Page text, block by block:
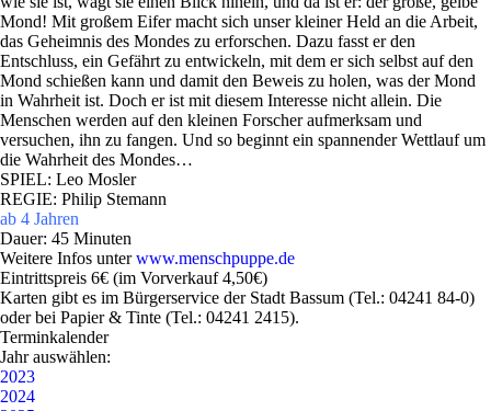
Mond! Mit großem Eifer macht sich unser kleiner Held an die Arbeit,
das Geheimnis des Mondes zu erforschen. Dazu fasst er den
Entschluss, ein Gefährt zu entwickeln, mit dem er sich selbst auf den
Mond schießen kann und damit den Beweis zu holen, was der Mond
in Wahrheit ist. Doch er ist mit diesem Interesse nicht allein. Die
Menschen werden auf den kleinen Forscher aufmerksam und
versuchen, ihn zu fangen. Und so beginnt ein spannender Wettlauf um
die Wahrheit des Mondes…
SPIEL: Leo Mosler
REGIE: Philip Stemann
ab 4 Jahren
Dauer: 45 Minuten
Weitere Infos unterwww.menschpuppe.de
Eintrittspreis 6€ (im Vorverkauf 4,50€)
Karten gibt es im Bürgerservice der Stadt Bassum (Tel.: 04241 84-0)
oder bei Papier & Tinte (Tel.: 04241 2415).
Terminkalender
Jahr auswählen:
2023
2024